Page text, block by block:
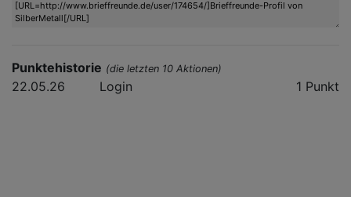
Punktehistorie (die letzten 10 Aktionen)
22.05.26 Login 1 Punkt